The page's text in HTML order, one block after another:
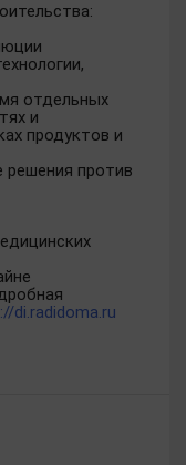
отдельных
и
продуктов и
решения против
di.radidoma.ru